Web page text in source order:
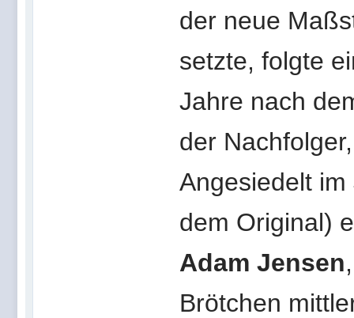
der neue
setzte, folgte
Jahre nach
der
Angesiedelt
dem Original)
Adam Jensen
Brötchen